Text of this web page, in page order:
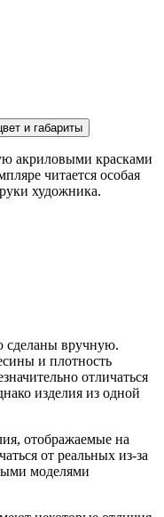
и габариты
акриловыми красками
читается особая
художника.
сделаны вручную.
и плотность
отличаться
изделия из одной
отображаемые на
от реальных из-за
моделями